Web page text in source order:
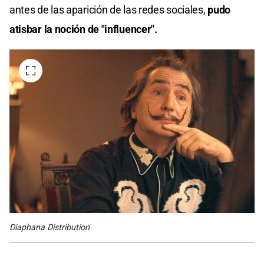
antes de las aparición de las redes sociales, pudo
atisbar la noción de "influencer".
Diaphana Distribution